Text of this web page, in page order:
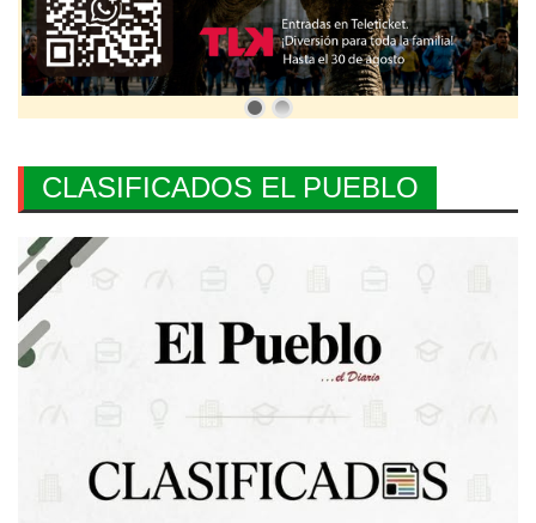
CLASIFICADOS EL PUEBLO